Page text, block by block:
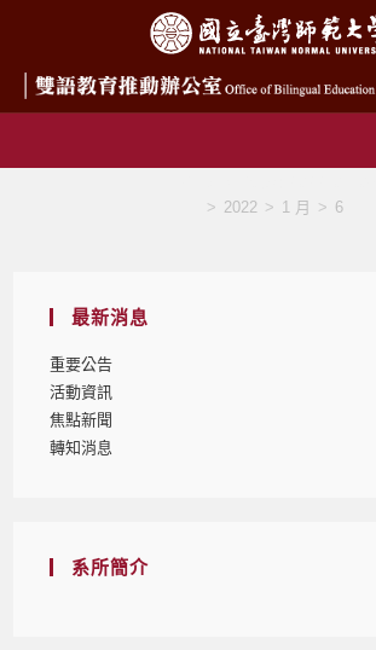
> 2022 > 1 月 > 6
最新消息
重要公告
活動資訊
焦點新聞
轉知消息
系所簡介